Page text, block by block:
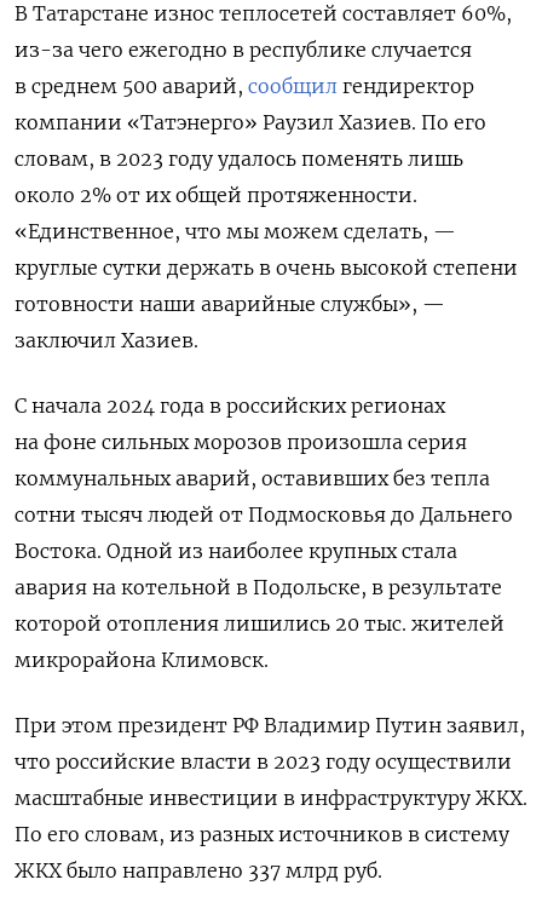
В Татарстане износ теплосетей составляет 60%,
из-за чего ежегодно в республике случается
в среднем 500 аварий, сообщил гендиректор
компании «Татэнерго» Раузил Хазиев. По его
словам, в 2023 году удалось поменять лишь
около 2% от их общей протяженности.
«Единственное, что мы можем сделать, —
круглые сутки держать в очень высокой степени
готовности наши аварийные службы», —
заключил Хазиев.
С начала 2024 года в российских регионах
на фоне сильных морозов произошла серия
коммунальных аварий, оставивших без тепла
сотни тысяч людей от Подмосковья до Дальнего
Востока. Одной из наиболее крупных стала
авария на котельной в Подольске, в результате
которой отопления лишились 20 тыс. жителей
микрорайона Климовск.
При этом президент РФ Владимир Путин заявил,
что российские власти в 2023 году осуществили
масштабные инвестиции в инфраструктуру ЖКХ.
По его словам, из разных источников в систему
ЖКХ было направлено 337 млрд руб.